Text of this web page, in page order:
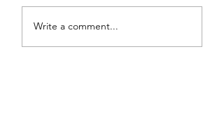
الطريقة الصحيحة لتحفيز
Write a comment...